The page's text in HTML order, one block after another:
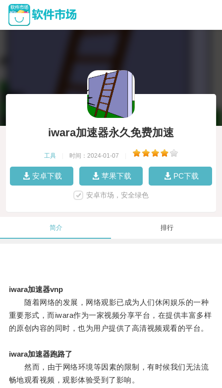
iwara加速器永久免费加速
工具 时间：2024-01-07
安卓下载 苹果下载 PC下载
安卓市场，安全绿色
简介 排行
iwara加速器vnp
随着网络的发展，网络观影已成为人们休闲娱乐的一种
重要形式，而iwara作为一家视频分享平台，在提供丰富多样
的原创内容的同时，也为用户提供了高清视频观看的平台。
iwara加速器跑路了
然而，由于网络环境等因素的限制，有时候我们无法流
畅地观看视频，观影体验受到了影响。